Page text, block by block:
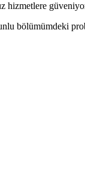
hizmetlere
bölümümdeki